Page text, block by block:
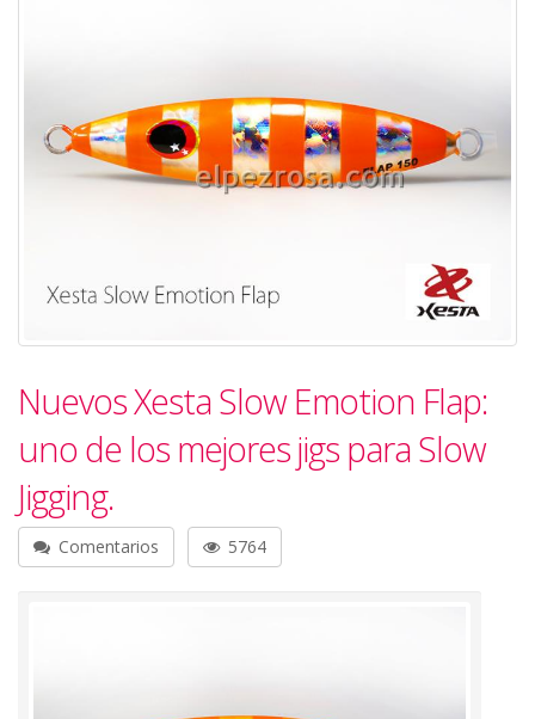
Nuevos Xesta Slow Emotion Flap:
uno de los mejores jigs para Slow
Jigging.
Comentarios 5764